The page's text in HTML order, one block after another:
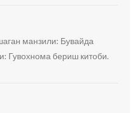
манзили: Бувайда
Гувохнома бериш китоби.